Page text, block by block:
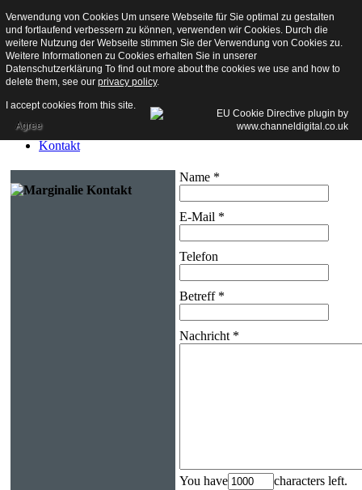
Willkommen
Die Keller
Ihr Besuch
Aktuelles
Bilder
Kontakt
Name *
E-Mail *
Telefon
Betreff *
Nachricht *
You have characters left.
Verwendung von Cookies Um unsere Webseite für Sie optimal zu gestalten
und fortlaufend verbessern zu können, verwenden wir Cookies. Durch die
weitere Nutzung der Webseite stimmen Sie der Verwendung von Cookies zu.
Weitere Informationen zu Cookies erhalten Sie in unserer
Datenschutzerklärung To find out more about the cookies we use and how to
delete them, see our privacy policy.
I accept cookies from this site.
Agree